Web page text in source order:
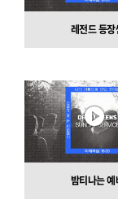
레전드 등장
밤티나는 예